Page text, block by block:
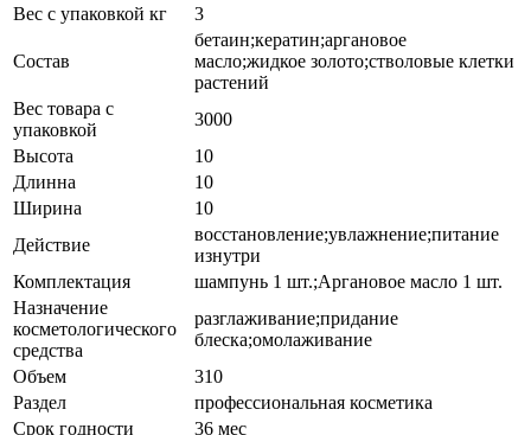
Вес с упаковкой кг
3
Состав
бетаин;кератин;аргановое
масло;жидкое золото;стволовые клетки
растений
Вес товара с
упаковкой
3000
Высота
10
Длинна
10
Ширина
10
Действие
восстановление;увлажнение;питание
изнутри
Комплектация
шампунь 1 шт.;Аргановое масло 1 шт.
Назначение
косметологического
средства
разглаживание;придание
блеска;омолаживание
Объем
310
Раздел
профессиональная косметика
Срок годности
36 мес